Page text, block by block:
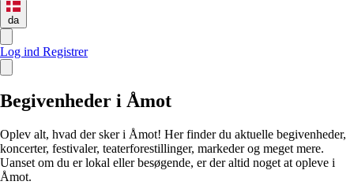
da
Log ind Registrer
Begivenheder i Åmot
Oplev alt, hvad der sker i Åmot! Her finder du aktuelle begivenheder,
koncerter, festivaler, teaterforestillinger, markeder og meget mere.
Uanset om du er lokal eller besøgende, er der altid noget at opleve i
Åmot.